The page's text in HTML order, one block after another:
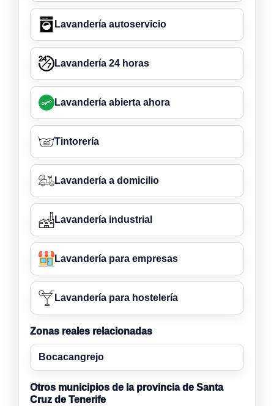
Lavandería autoservicio
Lavandería 24 horas
Lavandería abierta ahora
Tintorería
Lavandería a domicilio
Lavandería industrial
Lavandería para empresas
Lavandería para hostelería
Zonas reales relacionadas
Bocacangrejo
Otros municipios de la provincia de Santa
Cruz de Tenerife